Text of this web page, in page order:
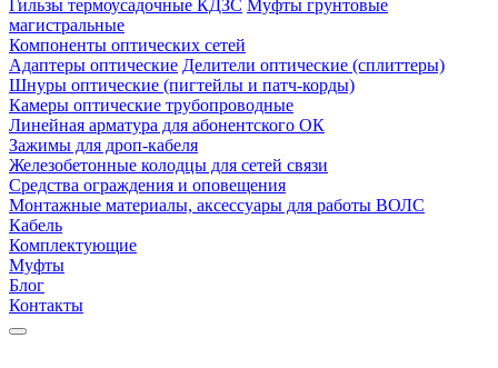
Гильзы термоусадочные КДЗС Муфты грунтовые
магистральные
Компоненты оптических сетей
Адаптеры оптические Делители оптические (сплиттеры)
Шнуры оптические (пигтейлы и патч-корды)
Камеры оптические трубопроводные
Линейная арматура для абонентского ОК
Зажимы для дроп-кабеля
Железобетонные колодцы для сетей связи
Средства ограждения и оповещения
Монтажные материалы, аксессуары для работы ВОЛС
Кабель
Комплектующие
Муфты
Блог
Контакты